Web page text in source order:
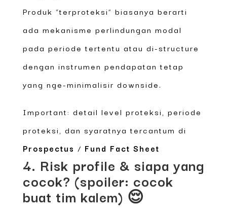
Produk “terproteksi” biasanya berarti
ada mekanisme perlindungan modal
pada periode tertentu atau di-structure
dengan instrumen pendapatan tetap
yang nge-minimalisir downside.
Important: detail level proteksi, periode
proteksi, dan syaratnya tercantum di
Prospectus / Fund Fact Sheet
4. Risk profile & siapa yang
cocok? (spoiler: cocok
buat tim kalem) 😌